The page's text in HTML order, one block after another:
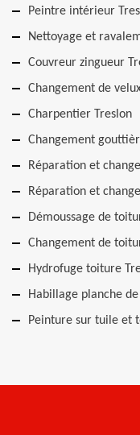
Peintre intérieur
Nettoyage et
Couvreur zingueur
Changement de
Charpentier Treslon
Changement
Réparation et
Réparation et
Démoussage de
Changement de
Hydrofuge toiture
Habillage planche
Peinture sur tuile et